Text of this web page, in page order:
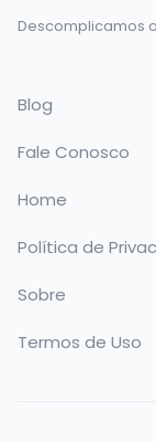
Descomplicamos
Blog
Fale Conosco
Home
Política de
Sobre
Termos de Uso